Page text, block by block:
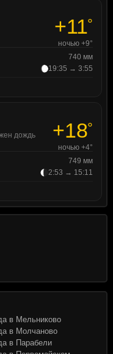
+11°
ночью +9°
740 мм
19:35 → 3:55
дождь +18°
ночью +4°
749 мм
2:53 → 15:11
в Мельниково
в Молчаново
в Парабели